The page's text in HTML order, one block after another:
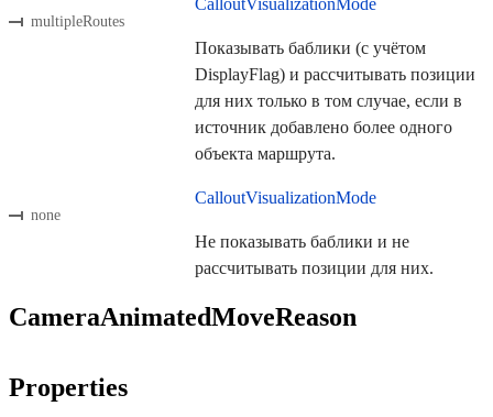
multipleRoutes
Показывать баблики (с учётом
DisplayFlag) и рассчитывать позиции
для них только в том случае, если в
источник добавлено более одного
объекта маршрута.
none
CalloutVisualizationMode
Не показывать баблики и не
рассчитывать позиции для них.
CameraAnimatedMoveReason
Properties